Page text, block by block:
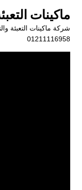
المحتوى
ماكينات
01211116958